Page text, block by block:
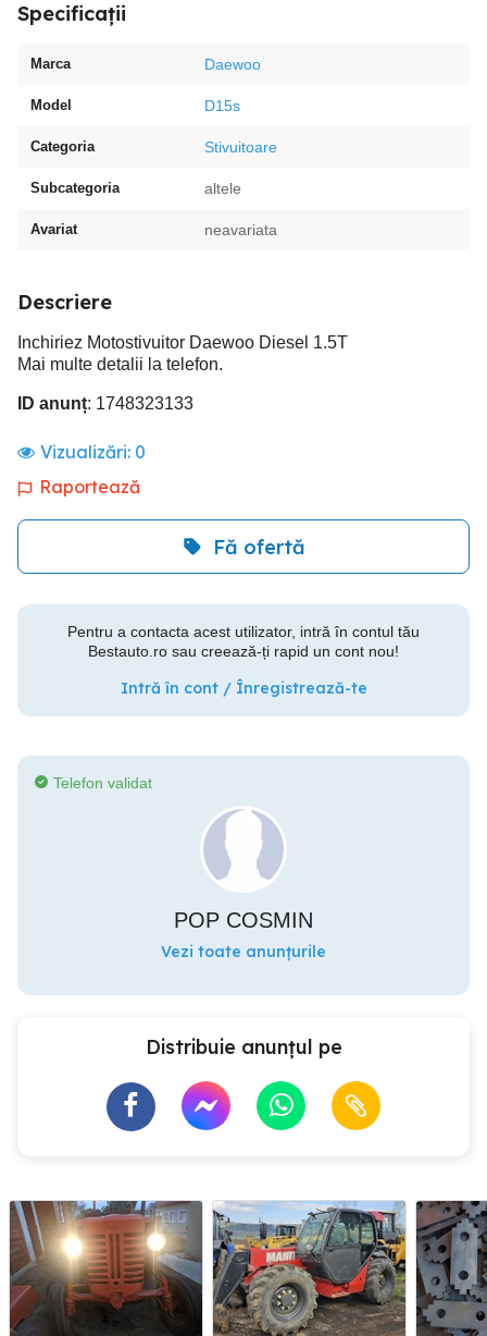
Specificații
Marca Daewoo
Model D15s
Categoria Stivuitoare
Subcategoria altele
Avariat neavariata
Descriere
Inchiriez Motostivuitor Daewoo Diesel 1.5T
Mai multe detalii la telefon.
ID anunț: 1748323133
Vizualizări: 0
Raportează
Fă ofertă
Pentru a contacta acest utilizator, intră în contul tău
Bestauto.ro sau creează-ți rapid un cont nou!
Intră în cont / Înregistrează-te
Telefon validat
POP COSMIN
Vezi toate anunțurile
Distribuie anunțul pe